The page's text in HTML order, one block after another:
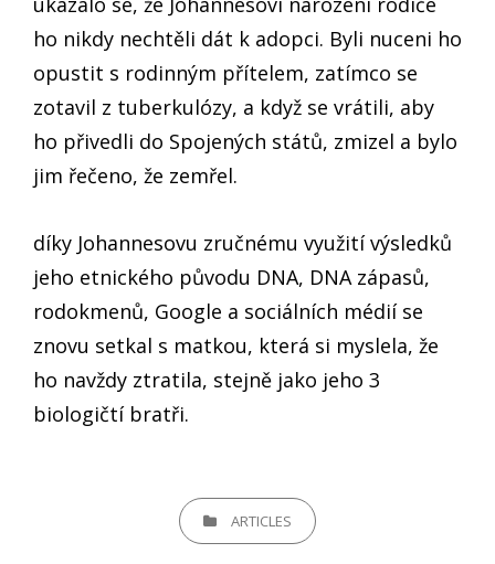
ho nikdy nechtěli dát k adopci. Byli nuceni ho
opustit s rodinným přítelem, zatímco se
zotavil z tuberkulózy, a když se vrátili, aby
ho přivedli do Spojených států, zmizel a bylo
jim řečeno, že zemřel.
díky Johannesovu zručnému využití výsledků
jeho etnického původu DNA, DNA zápasů,
rodokmenů, Google a sociálních médií se
znovu setkal s matkou, která si myslela, že
ho navždy ztratila, stejně jako jeho 3
biologičtí bratři.
CATEGORIESARTICLES